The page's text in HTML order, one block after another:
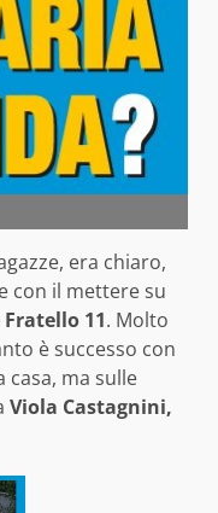
era chiaro,
con il mettere su
11. Molto
è successo con
casa, ma sulle
Viola Castagnini,